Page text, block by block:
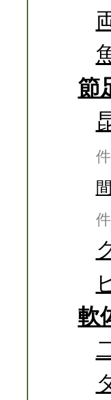
節
件
間
件
軟